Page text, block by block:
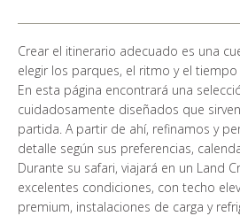
Crear el itinerario adecuado es una
elegir los parques, el ritmo y el
En esta página encontrará una
cuidadosamente diseñados que
partida. A partir de ahí, refinamos y
detalle según sus preferencias,
Durante su safari, viajará en un Land
excelentes condiciones, con techo
premium, instalaciones de carga y